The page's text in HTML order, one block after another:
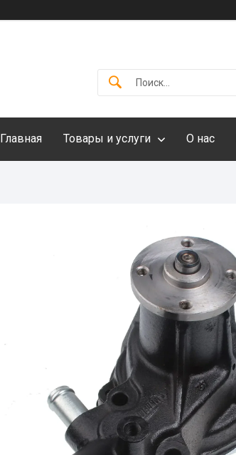
Главная Товары и услуги О нас